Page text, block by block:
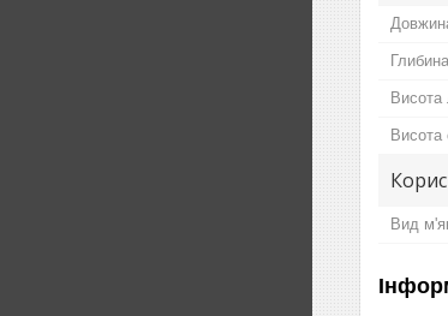
Висота
Висота
Вид